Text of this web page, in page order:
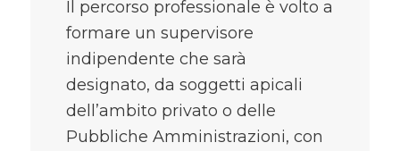
Il percorso professionale è volto a
formare un supervisore
indipendente che sarà
designato, da soggetti apicali
dell’ambito privato o delle
Pubbliche Amministrazioni, con